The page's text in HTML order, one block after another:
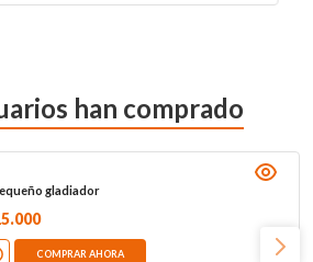
han comprado
gladiador
.000
COMPRAR AHORA